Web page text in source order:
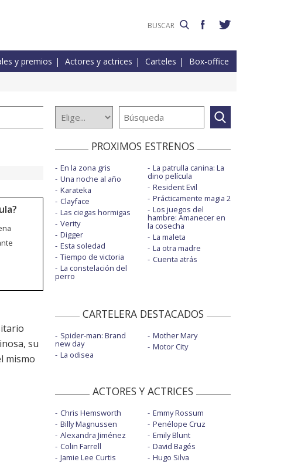
y premios Actores y actrices Carteles Box-office
su
mismo
PROXIMOS ESTRENOS
En la zona gris
Una noche al año
Karateka
Clayface
Las ciegas hormigas
Verity
Digger
Esta soledad
Tiempo de victoria
La constelación del
perro
La patrulla canina: La
dino película
Resident Evil
Prácticamente magia 2
Los juegos del
hambre: Amanecer en
la cosecha
La maleta
La otra madre
Cuenta atrás
CARTELERA DESTACADOS
Spider-man: Brand
new day
La odisea
Mother Mary
Motor City
ACTORES Y ACTRICES
Chris Hemsworth
Billy Magnussen
Alexandra Jiménez
Colin Farrell
Jamie Lee Curtis
Emmy Rossum
Penélope Cruz
Emily Blunt
David Bagés
Hugo Silva